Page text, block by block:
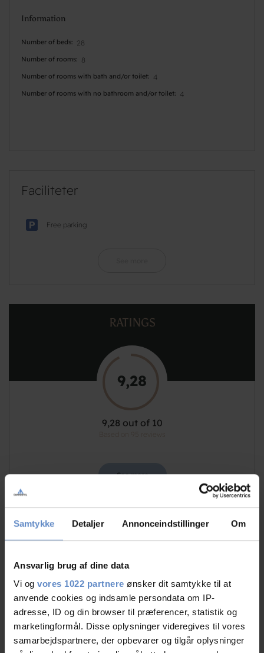
Samtykke Detaljer Annonceindstillinger Om
Ansvarlig brug af dine data
Vi og vores 1022 partnere ønsker dit samtykke til at
anvende cookies og indsamle persondata om IP-
adresse, ID og din browser til præferencer, statistik og
marketingformål. Disse oplysninger videregives til vores
samarbejdspartnere, der opbevarer og tilgår oplysninger
Information
Number of beds 28
Number of rooms 8
Number of rooms with bath and/or toilet 4
Number of rooms with no bathroom and/or toilet 4
Faciliteter
Free parking
RATINGS
9,28
9,28 out of 10
See more
Catering 8,60 out of 10
Cleanliness